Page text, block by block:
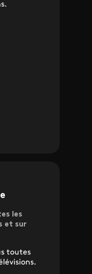
les
et sur
toutes